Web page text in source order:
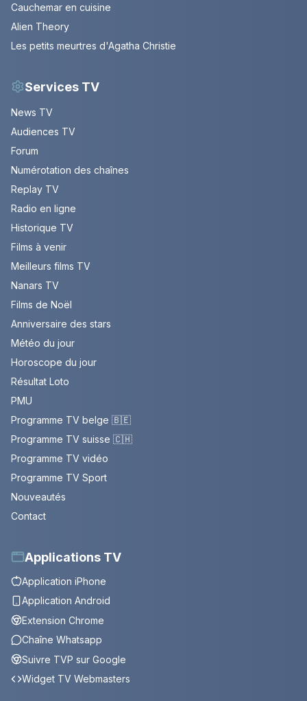
Cauchemar en cuisine
Alien Theory
Les petits meurtres d'Agatha Christie
Services TV
News TV
Audiences TV
Forum
Numérotation des chaînes
Replay TV
Radio en ligne
Historique TV
Films à venir
Meilleurs films TV
Nanars TV
Films de Noël
Anniversaire des stars
Météo du jour
Horoscope du jour
Résultat Loto
PMU
Programme TV belge 🇧🇪
Programme TV suisse 🇨🇭
Programme TV vidéo
Programme TV Sport
Nouveautés
Contact
Applications TV
Application iPhone
Application Android
Extension Chrome
Chaîne Whatsapp
Suivre TVP sur Google
Widget TV Webmasters